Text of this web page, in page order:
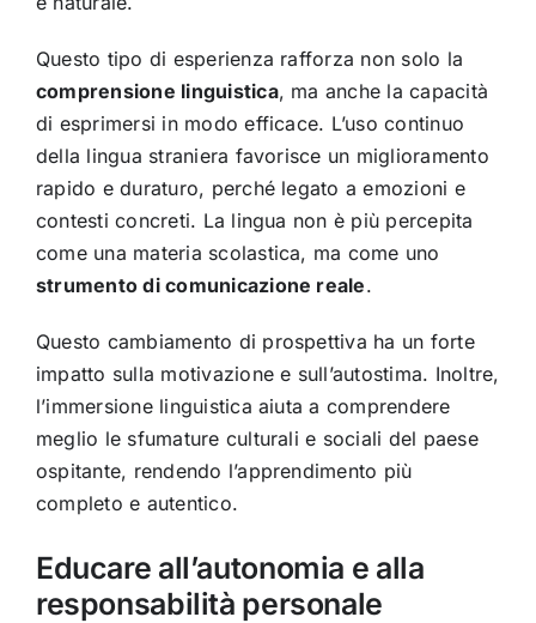
Questo tipo di esperienza rafforza non solo la
comprensione linguistica, ma anche la capacità
di esprimersi in modo efficace. L’uso continuo
della lingua straniera favorisce un miglioramento
rapido e duraturo, perché legato a emozioni e
contesti concreti. La lingua non è più percepita
come una materia scolastica, ma come uno
strumento di comunicazione reale.
Questo cambiamento di prospettiva ha un forte
impatto sulla motivazione e sull’autostima. Inoltre,
l’immersione linguistica aiuta a comprendere
meglio le sfumature culturali e sociali del paese
ospitante, rendendo l’apprendimento più
completo e autentico.
Educare all’autonomia e alla
responsabilità personale